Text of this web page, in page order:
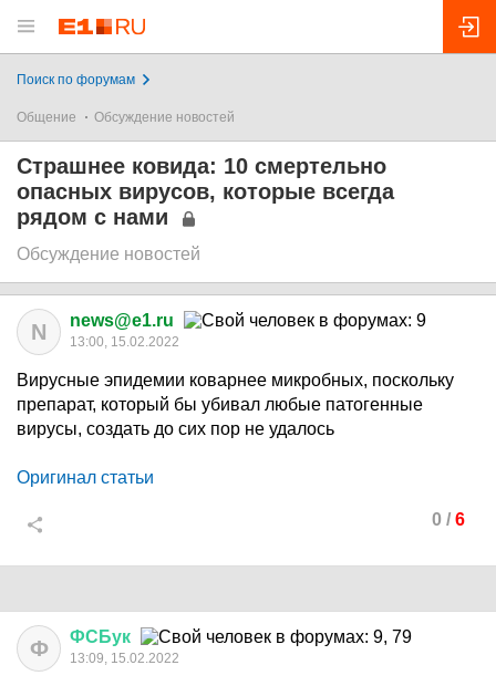
Поиск по форумам
Общение Обсуждение новостей
Страшнее ковида: 10 смертельно
опасных вирусов, которые всегда
рядом с нами
Обсуждение новостей
N news@e1.ru
13:00, 15.02.2022
Вирусные эпидемии коварнее микробных, поскольку
препарат, который бы убивал любые патогенные
вирусы, создать до сих пор не удалось
Оригинал статьи
0 / 6
Ф ФСБук
13:09, 15.02.2022